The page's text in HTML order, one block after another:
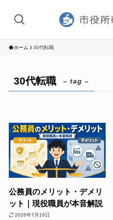
ホーム 30代転職
30代転職 – tag –
公務員のメリット・デメリ
ット｜現役職員が本音解説
2026年7月16日